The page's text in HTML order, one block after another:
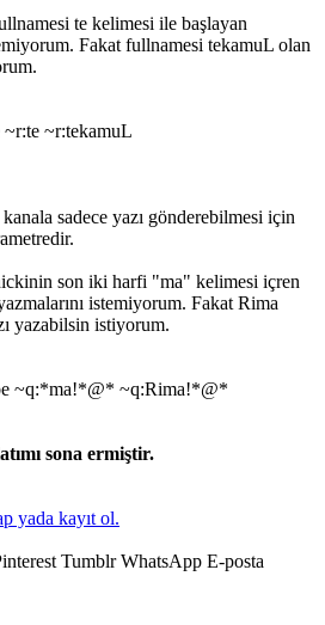
te kelimesi ile başlayan
Fakat fullnamesi tekamuL olan
~r:te ~r:tekamuL
sadece yazı gönderebilmesi için
son iki harfi "ma" kelimesi içren
istemiyorum. Fakat Rima
yazabilsin istiyorum.
~q:*ma!*@* ~q:Rima!*@*
sona ermiştir.
yada kayıt ol.
Tumblr WhatsApp E-posta